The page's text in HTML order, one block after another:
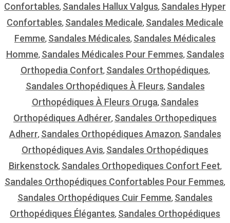
Confortables, Sandales Hallux Valgus, Sandales Hyper
Confortables, Sandales Medicale, Sandales Medicale
Femme, Sandales Médicales, Sandales Médicales
Homme, Sandales Médicales Pour Femmes, Sandales
Orthopedia Confort, Sandales Orthopédiques,
Sandales Orthopédiques À Fleurs, Sandales
Orthopédiques À Fleurs Oruga, Sandales
Orthopédiques Adhérer, Sandales Orthopediques
Adherr, Sandales Orthopédiques Amazon, Sandales
Orthopédiques Avis, Sandales Orthopédiques
Birkenstock, Sandales Orthopediques Confort Feet,
Sandales Orthopédiques Confortables Pour Femmes,
Sandales Orthopédiques Cuir Femme, Sandales
Orthopédiques Élégantes, Sandales Orthopédiques